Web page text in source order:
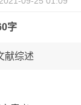
字
献综述